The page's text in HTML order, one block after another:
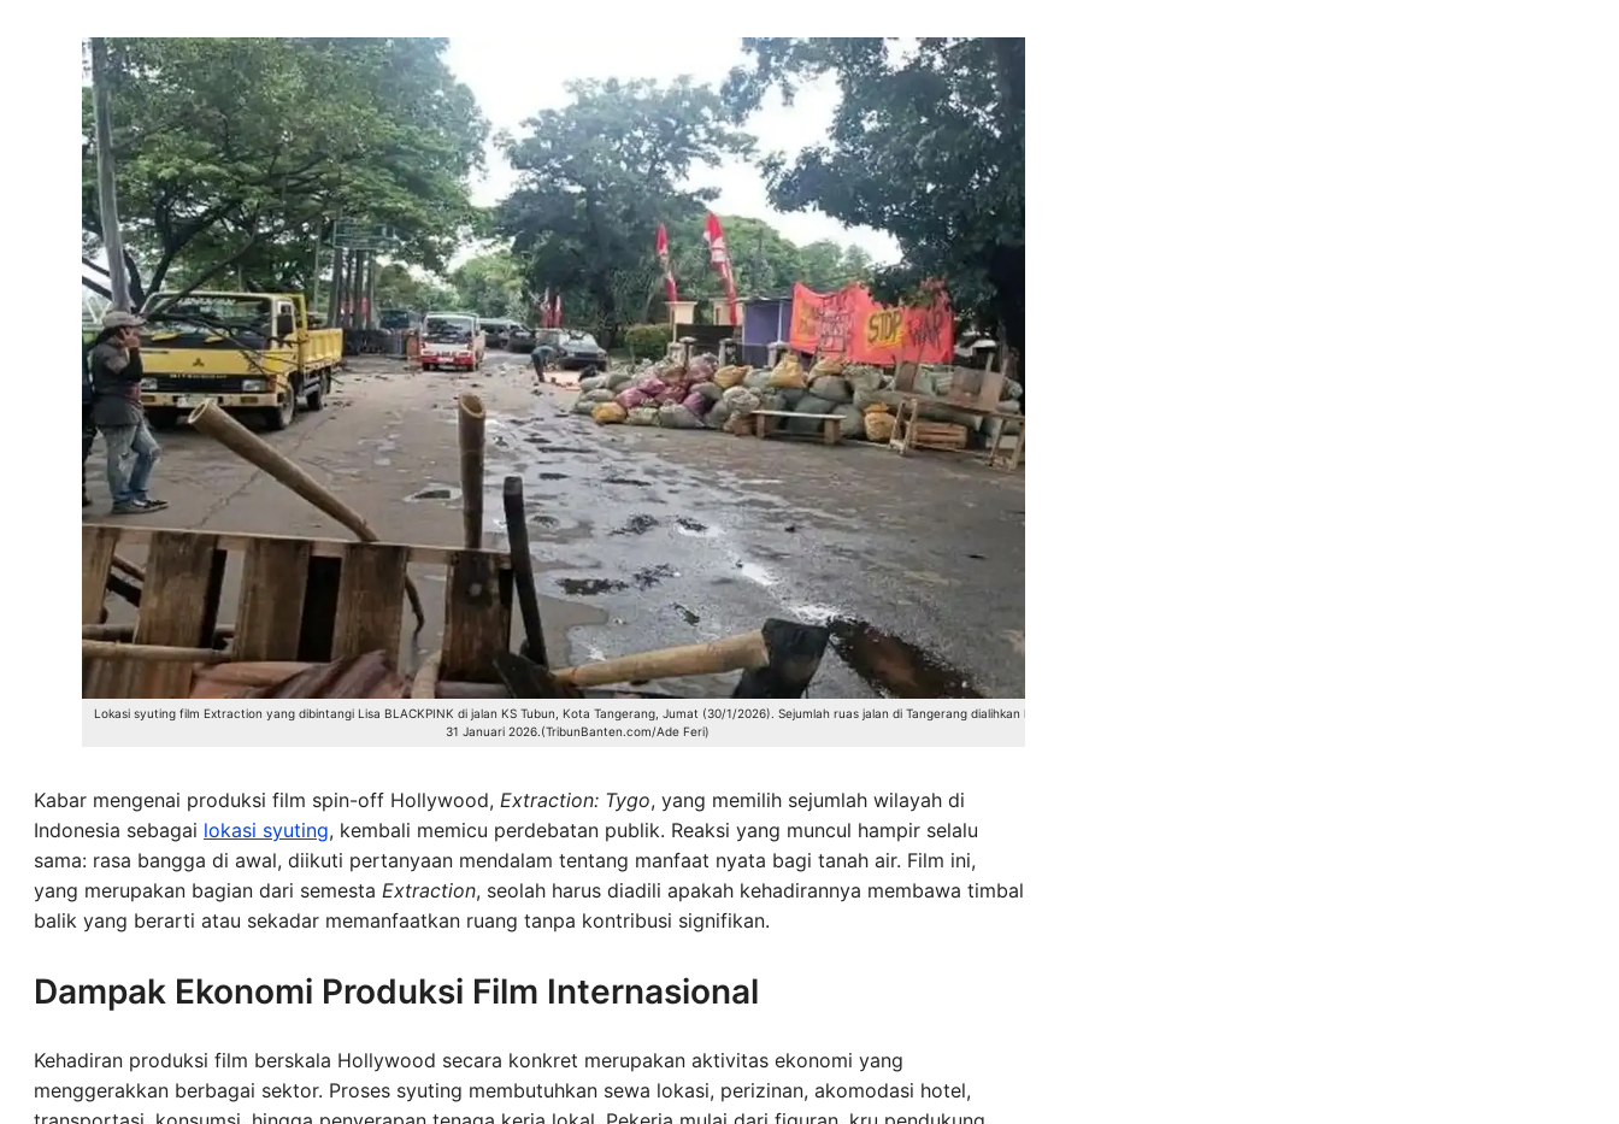
Lokasi syuting film Extraction yang dibintangi Lisa BLACKPINK di jalan KS Tubun, Kota Tangerang, Jumat (30/1/2026). Sejumlah ruas jalan di Tangerang dialihkan hingga
31 Januari 2026.(TribunBanten.com/Ade Feri)
Kabar mengenai produksi film spin-off Hollywood, Extraction: Tygo, yang memilih sejumlah wilayah di
Indonesia sebagai lokasi syuting, kembali memicu perdebatan publik. Reaksi yang muncul hampir selalu
sama: rasa bangga di awal, diikuti pertanyaan mendalam tentang manfaat nyata bagi tanah air. Film ini,
yang merupakan bagian dari semesta Extraction, seolah harus diadili apakah kehadirannya membawa timbal
balik yang berarti atau sekadar memanfaatkan ruang tanpa kontribusi signifikan.
Dampak Ekonomi Produksi Film Internasional
Kehadiran produksi film berskala Hollywood secara konkret merupakan aktivitas ekonomi yang
menggerakkan berbagai sektor. Proses syuting membutuhkan sewa lokasi, perizinan, akomodasi hotel,